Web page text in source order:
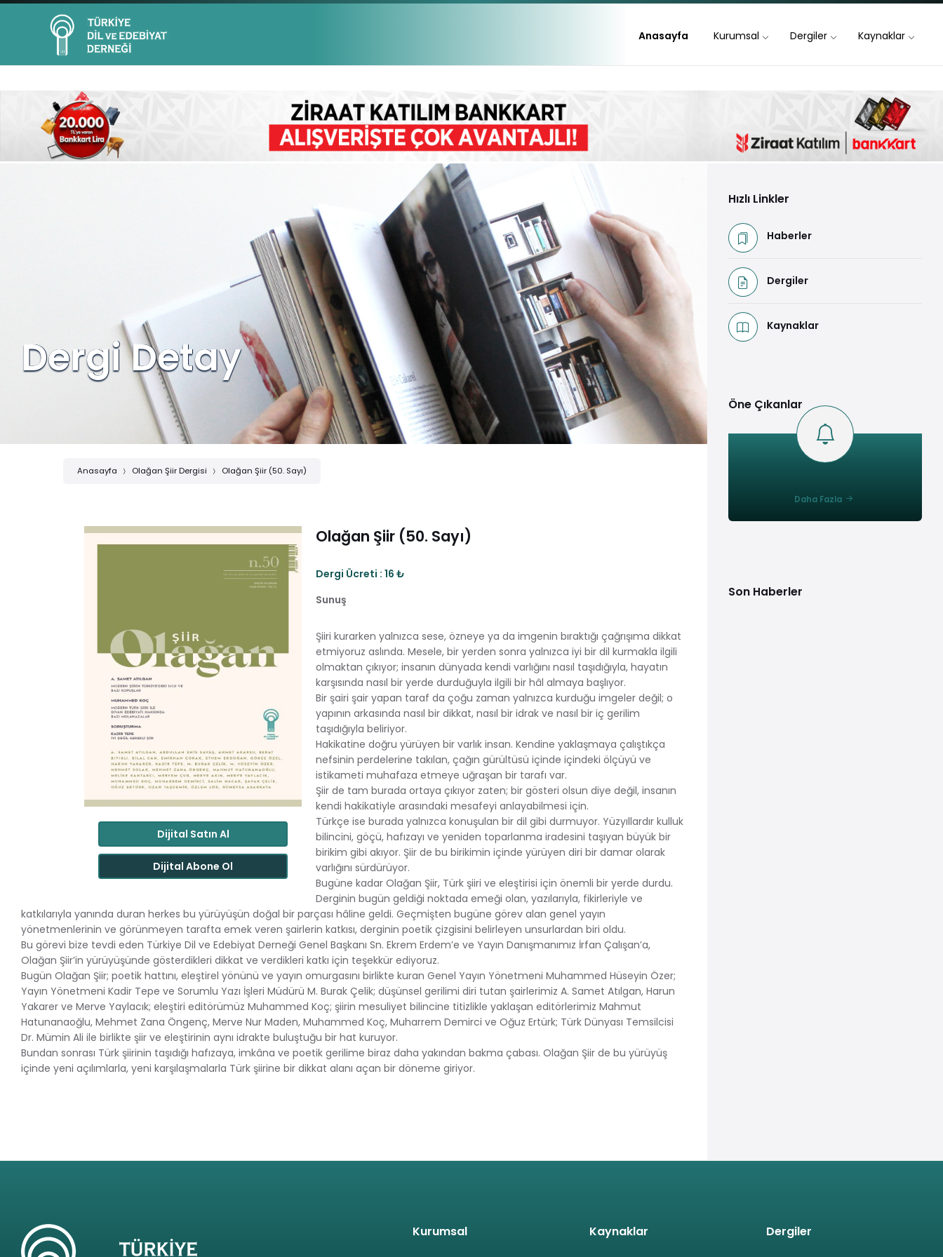
Anasayfa Kurumsal Dergiler Kaynaklar
Dergi Detay
Anasayfa Olağan Şiir Dergisi Olağan Şiir (50. Sayı)
Dijital Satın Al
Dijital Abone Ol
Olağan Şiir (50. Sayı)
Dergi Ücreti : 16 ₺
Sunuş
Şiiri kurarken yalnızca sese, özneye ya da imgenin bıraktığı çağrışıma dikkat
etmiyoruz aslında. Mesele, bir yerden sonra yalnızca iyi bir dil kurmakla ilgili
olmaktan çıkıyor; insanın dünyada kendi varlığını nasıl taşıdığıyla, hayatın
karşısında nasıl bir yerde durduğuyla ilgili bir hâl almaya başlıyor.
Bir şairi şair yapan taraf da çoğu zaman yalnızca kurduğu imgeler değil; o
yapının arkasında nasıl bir dikkat, nasıl bir idrak ve nasıl bir iç gerilim
taşıdığıyla beliriyor.
Hakikatine doğru yürüyen bir varlık insan. Kendine yaklaşmaya çalıştıkça
nefsinin perdelerine takılan, çağın gürültüsü içinde içindeki ölçüyü ve
istikameti muhafaza etmeye uğraşan bir tarafı var.
Şiir de tam burada ortaya çıkıyor zaten; bir gösteri olsun diye değil, insanın
kendi hakikatiyle arasındaki mesafeyi anlayabilmesi için.
Türkçe ise burada yalnızca konuşulan bir dil gibi durmuyor. Yüzyıllardır kulluk
bilincini, göçü, hafızayı ve yeniden toparlanma iradesini taşıyan büyük bir
birikim gibi akıyor. Şiir de bu birikimin içinde yürüyen diri bir damar olarak
varlığını sürdürüyor.
Bugüne kadar Olağan Şiir, Türk şiiri ve eleştirisi için önemli bir yerde durdu.
Derginin bugün geldiği noktada emeği olan, yazılarıyla, fikirleriyle ve
katkılarıyla yanında duran herkes bu yürüyüşün doğal bir parçası hâline geldi. Geçmişten bugüne görev alan genel yayın
yönetmenlerinin ve görünmeyen tarafta emek veren şairlerin katkısı, derginin poetik çizgisini belirleyen unsurlardan biri oldu.
Bu görevi bize tevdi eden Türkiye Dil ve Edebiyat Derneği Genel Başkanı Sn. Ekrem Erdem’e ve Yayın Danışmanımız İrfan Çalışan’a,
Olağan Şiir’in yürüyüşünde gösterdikleri dikkat ve verdikleri katkı için teşekkür ediyoruz.
Bugün Olağan Şiir; poetik hattını, eleştirel yönünü ve yayın omurgasını birlikte kuran Genel Yayın Yönetmeni Muhammed Hüseyin Özer;
Yayın Yönetmeni Kadir Tepe ve Sorumlu Yazı İşleri Müdürü M. Burak Çelik; düşünsel gerilimi diri tutan şairlerimiz A. Samet Atılgan, Harun
Yakarer ve Merve Yaylacık; eleştiri editörümüz Muhammed Koç; şiirin mesuliyet bilincine titizlikle yaklaşan editörlerimiz Mahmut
Hatunanaoğlu, Mehmet Zana Öngenç, Merve Nur Maden, Muhammed Koç, Muharrem Demirci ve Oğuz Ertürk; Türk Dünyası Temsilcisi
Dr. Mümin Ali ile birlikte şiir ve eleştirinin aynı idrakte buluştuğu bir hat kuruyor.
Bundan sonrası Türk şiirinin taşıdığı hafızaya, imkâna ve poetik gerilime biraz daha yakından bakma çabası. Olağan Şiir de bu yürüyüş
içinde yeni açılımlarla, yeni karşılaşmalarla Türk şiirine bir dikkat alanı açan bir döneme giriyor.
Hızlı Linkler
Haberler
Dergiler
Kaynaklar
Öne Çıkanlar
Daha Fazla
Son Haberler
Kurumsal Kaynaklar Dergiler